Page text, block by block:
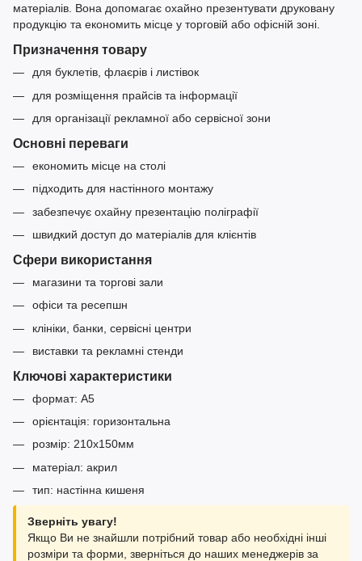
матеріалів. Вона допомагає охайно презентувати друковану
продукцію та економить місце у торговій або офісній зоні.
Призначення товару
для буклетів, флаєрів і листівок
для розміщення прайсів та інформації
для організації рекламної або сервісної зони
Основні переваги
економить місце на столі
підходить для настінного монтажу
забезпечує охайну презентацію поліграфії
швидкий доступ до матеріалів для клієнтів
Сфери використання
магазини та торгові зали
офіси та ресепшн
клініки, банки, сервісні центри
виставки та рекламні стенди
Ключові характеристики
формат: A5
орієнтація: горизонтальна
розмір: 210x150мм
матеріал: акрил
тип: настінна кишеня
Зверніть увагу!
Якщо Ви не знайшли потрібний товар або необхідні інші
розміри та форми, зверніться до наших менеджерів за